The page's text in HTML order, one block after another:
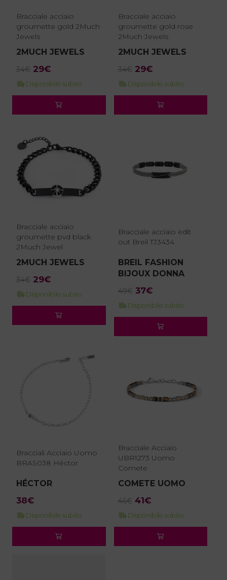
Bracciale acciaio
groumette gold 2Much
Jewels
2MUCH JEWELS
34€ Il
prezzo
34€.
29€
prezzo
è:
29€.
Disponibile subito
Bracciale acciaio
groumette gold rose
2Much Jewels
2MUCH JEWELS
34€ Il
prezzo
34€.
29€Il
prezzo
è:
29€.
Disponibile subito
Bracciale acciaio
groumette pvd black
2Much Jewel
2MUCH JEWELS
34€ Il
prezzo
34€.
29€
prezzo
è:
29€.
Disponibile subito
Bracciale acciaio edit
out Breil TJ3434
BREIL FASHION
BIJOUX DONNA
49€ Il
prezzo
49€.
37€Il
prezzo
è:
37€.
Disponibile subito
Bracciali Acciaio Uomo
BRAS038 Héctor
HÉCTOR
38€
Disponibile subito
Bracciale Acciaio
UBR1273 Uomo
Comete
COMETE UOMO
46€ Il
prezzo
46€.
41€Il
prezzo
è:
41€.
Disponibile subito